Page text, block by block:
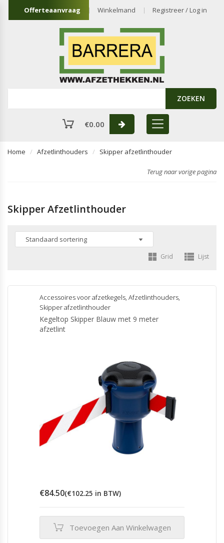
Offerteaanvraag Winkelmand Registreer / Log in
ZOEKEN
€0.00
Home Afzetlinthouders Skipper afzetlinthouder
Terug naar vorige pagina
Skipper Afzetlinthouder
Grid Lijst
Accessoires voor afzetkegels, Afzetlinthouders,
Skipper afzetlinthouder
Kegeltop Skipper Blauw met 9 meter
afzetlint
€84.50(€102.25 in BTW)
Toevoegen Aan Winkelwagen